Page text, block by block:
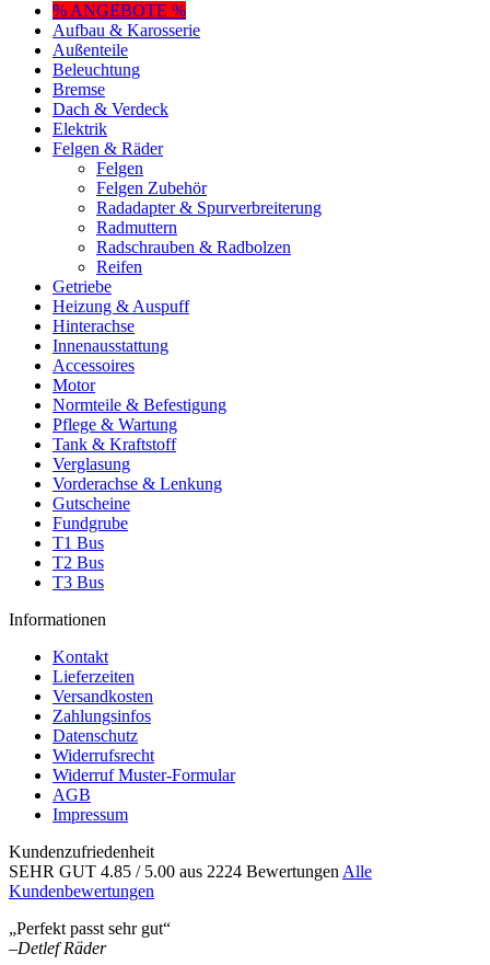
% ANGEBOTE %
Aufbau & Karosserie
Außenteile
Beleuchtung
Bremse
Dach & Verdeck
Elektrik
Felgen & Räder
Felgen
Felgen Zubehör
Radadapter & Spurverbreiterung
Radmuttern
Radschrauben & Radbolzen
Reifen
Getriebe
Heizung & Auspuff
Hinterachse
Innenausstattung
Accessoires
Motor
Normteile & Befestigung
Pflege & Wartung
Tank & Kraftstoff
Verglasung
Vorderachse & Lenkung
Gutscheine
Fundgrube
T1 Bus
T2 Bus
T3 Bus
Informationen
Kontakt
Lieferzeiten
Versandkosten
Zahlungsinfos
Datenschutz
Widerrufsrecht
Widerruf Muster-Formular
AGB
Impressum
Kundenzufriedenheit
SEHR GUT 4.85 / 5.00 aus 2224 Bewertungen Alle
Kundenbewertungen
„Perfekt passt sehr gut“
–Detlef Räder